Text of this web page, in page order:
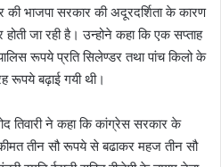
की भाजपा सरकार की अदूरदर्शिता के कारण
होती जा रही है। उन्होने कहा कि एक सप्ताह
रूपये प्रति सिलेण्डर तथा पांच किलो के
रूपये बढ़ाई गयी थी।
तिवारी ने कहा कि कांग्रेस सरकार के
तीन सौ रूपये से बढाकर महज तीन सौ